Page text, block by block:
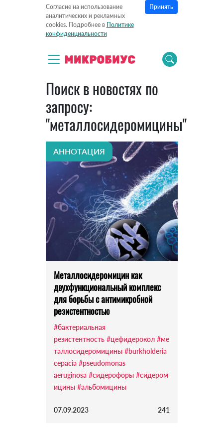
Согласие на использование
аналитических и рекламных
cookies. Подробнее в Политике
конфиденциальности
Принять
Поиск в новостях по
запросу:
"металлосидеромицины"
АННОТАЦИЯ
Металлосидеромицин как
двухфункциональный комплекс
для борьбы с антимикробной
резистентностью
#бактериальная
резистентность #цефидерокол #ме
таллосидеромицины #burkholderia
cepacia #pseudomonas
aeruginosa #сидерофоры #сидером
ицины #альбомицины
07.09.2023 241